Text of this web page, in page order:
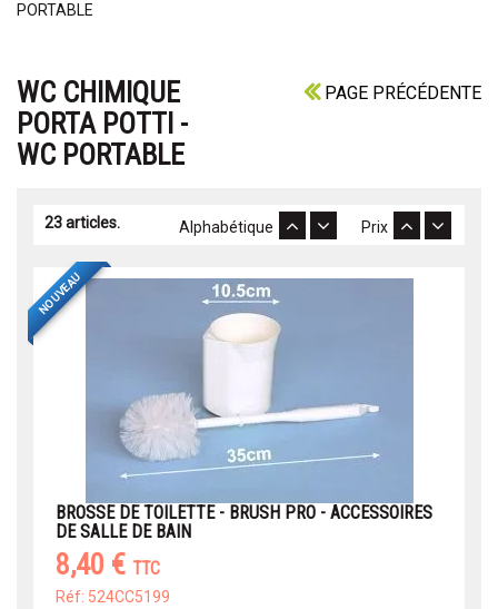
PORTABLE
PAGE PRÉCÉDENTE
WC CHIMIQUE
PORTA POTTI -
WC PORTABLE
23 articles. Prix
Alphabétique
NOUVEAU
BROSSE DE TOILETTE - BRUSH PRO - ACCESSOIRES
DE SALLE DE BAIN
8,40 € TTC
Réf: 524CC5199